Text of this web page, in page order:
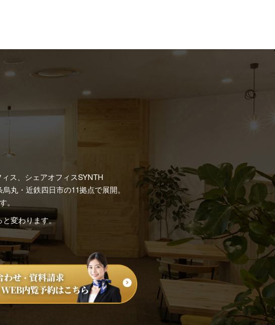
ス、シェアオフィスSYNTH
丸・近鉄四日市の11拠点で展開。
。
と変わります。